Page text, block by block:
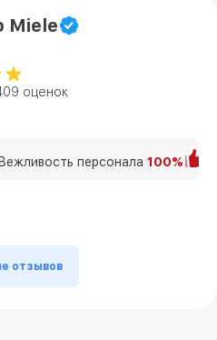
Miele
оценок
Вежливость персонала 100%
отзывов